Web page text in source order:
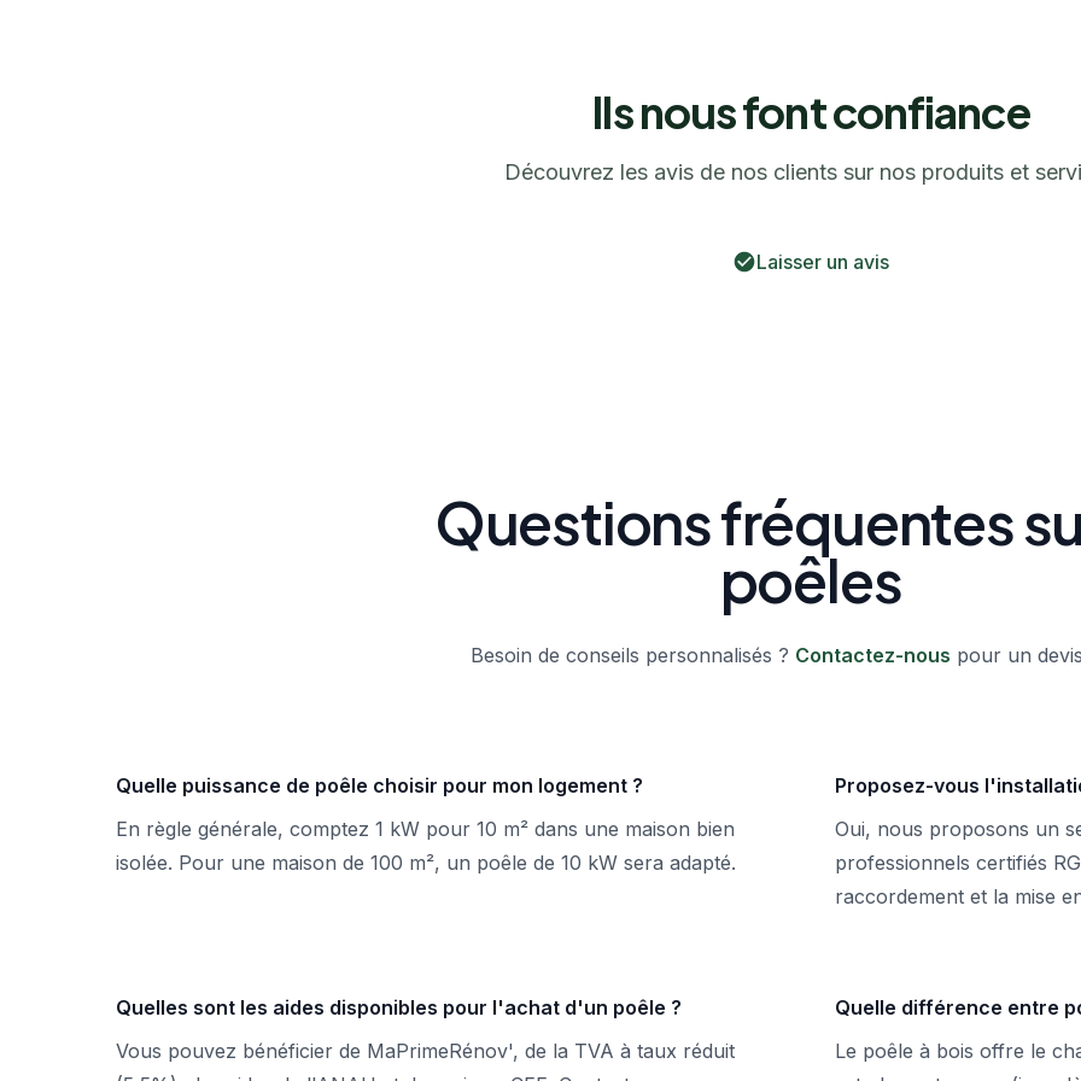
Ils nous font confiance
Découvrez les avis de nos clients sur nos produits et
Laisser un avis
Questions fréquentes
poêles
Besoin de conseils personnalisés ? Contactez-nous pour un
Quelle puissance de poêle choisir pour mon logement ?
En règle générale, comptez 1 kW pour 10 m² dans une maison bien
isolée. Pour une maison de 100 m², un poêle de 10 kW sera adapté.
Proposez-vous
Oui, nous proposons un
professionnels certifiés
raccordement et la mise
Quelles sont les aides disponibles pour l'achat d'un poêle ?
Vous pouvez bénéficier de MaPrimeRénov', de la TVA à taux réduit
Quelle différence entre
Le poêle à bois offre le